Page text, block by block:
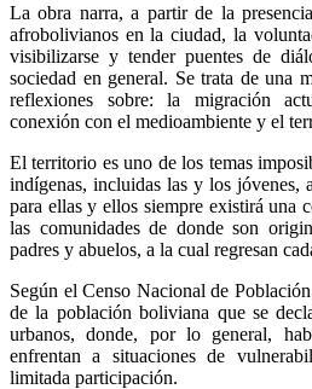
La obra narra, a partir de la
afrobolivianos en la ciudad, la
visibilizarse y tender puentes de
sociedad en general. Se trata de una
reflexiones sobre: la migración
conexión con el medioambiente y el
El territorio es uno de los temas
indígenas, incluidas las y los jóvenes,
para ellas y ellos siempre existirá una
las comunidades de donde son
padres y abuelos, a la cual regresan
Según el Censo Nacional de
de la población boliviana que se
urbanos, donde, por lo general,
enfrentan a situaciones de
limitada participación.